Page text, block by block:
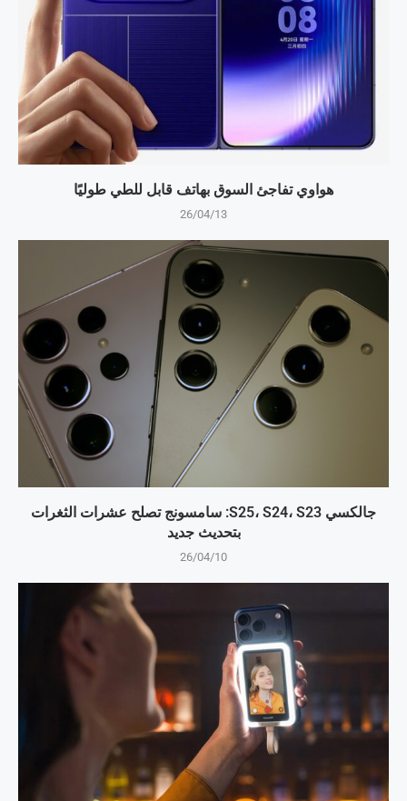
هواوي تفاجئ السوق بهاتف قابل للطي طوليًا
26/04/13
جالكسي S25، S24، S23: سامسونج تصلح عشرات الثغرات
بتحديث جديد
26/04/10